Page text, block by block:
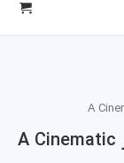
آهنگ بی کلام ملایم مخصوص تیزر A Cinematic